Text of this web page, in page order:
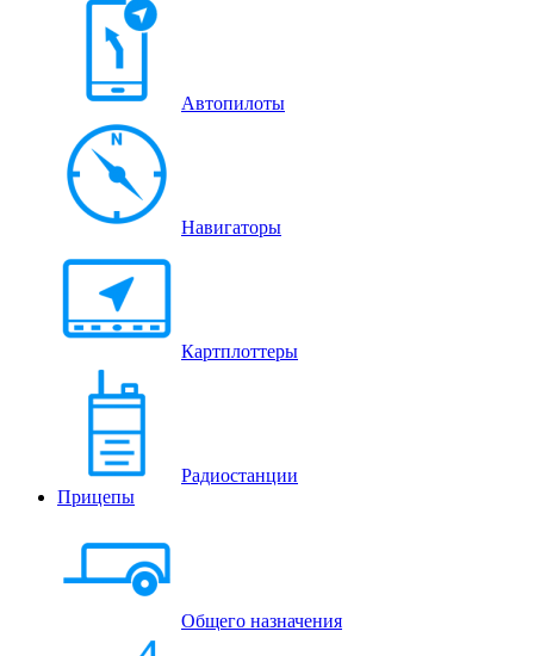
Автопилоты
Навигаторы
Картплоттеры
Радиостанции
Прицепы
Общего назначения